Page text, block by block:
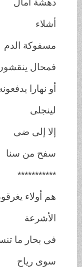
أشلاء
مسفوكة الدم
فمحال ينقشون
أو نهارا يدفعونه
لينجلى
إلا إلى ضى
سفح من سنا
***********
هم أولاء يغرقون
الأشرعة
فى بحار ما
سوى رياح